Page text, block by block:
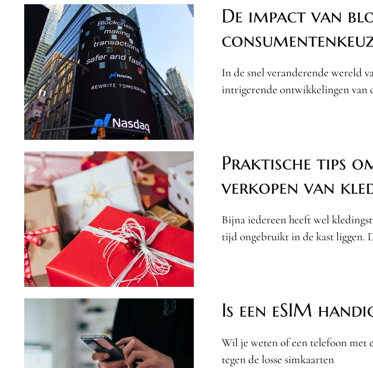
De impact van
In de snel veranderende wereld
intrigerende ontwikkelingen van
Praktische tips
verkopen van
Bijna iedereen heeft wel
tijd ongebruikt in de kast liggen.
Is een eSIM
Wil je weten of een telefoon met
tegen de losse simkaarten